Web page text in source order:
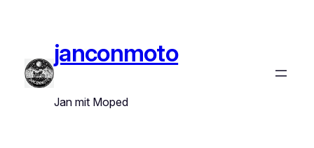
janconmoto
Jan mit Moped